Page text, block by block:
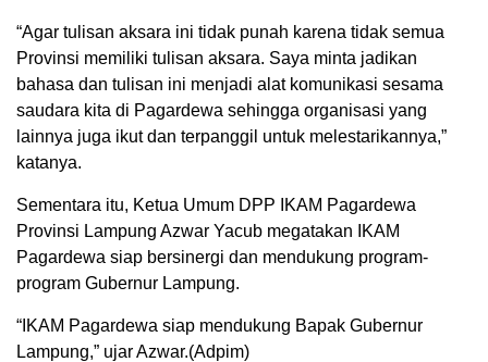
“Agar tulisan aksara ini tidak punah karena tidak semua
Provinsi memiliki tulisan aksara. Saya minta jadikan
bahasa dan tulisan ini menjadi alat komunikasi sesama
saudara kita di Pagardewa sehingga organisasi yang
lainnya juga ikut dan terpanggil untuk melestarikannya,”
katanya.
Sementara itu, Ketua Umum DPP IKAM Pagardewa
Provinsi Lampung Azwar Yacub megatakan IKAM
Pagardewa siap bersinergi dan mendukung program-
program Gubernur Lampung.
“IKAM Pagardewa siap mendukung Bapak Gubernur
Lampung,” ujar Azwar.(Adpim)